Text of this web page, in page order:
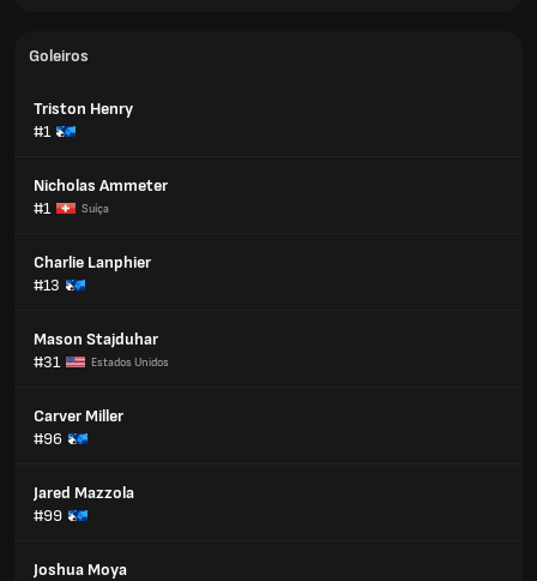
Goleiros
Triston Henry
#1
Nicholas Ammeter
#1
Suíça
Charlie Lanphier
#13
Mason Stajduhar
#31
Estados Unidos
Carver Miller
#96
Jared Mazzola
#99
Joshua Moya